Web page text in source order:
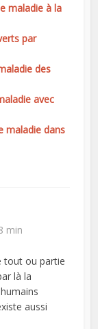
maladie à la
par
des
avec
maladie dans
min
tout ou partie
là la
aussi